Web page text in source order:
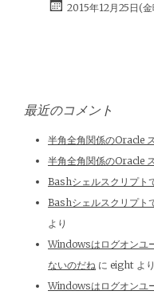
2015年12月25日(
最近のコメント
半角全角関係のOracle
半角全角関係のOracle
Bashシェルスクリプト
Bashシェルスクリプト
より
Windowsはログオンユ
ないのだね に eight より
Windowsはログオンユ